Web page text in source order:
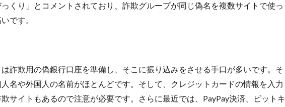
くり」とコメントされており、詐欺グループが同じ偽名を複数サイトで使っ
です。
詐欺用の偽銀行口座を準備し、そこに振り込みをさせる手口が多いです。そ
名や外国人の名前がほとんどです。そして、クレジットカードの情報を入力
サイトもあるので注意が必要です。さらに最近では、PayPay決済、ビットキ